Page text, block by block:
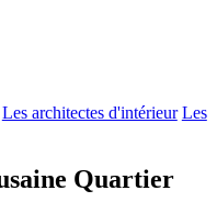
Les architectes d'intérieur Les
Quartier